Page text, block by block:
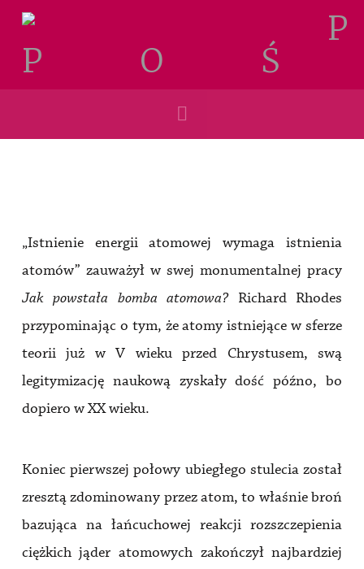
„Istnienie energii atomowej wymaga istnienia
atomów” zauważył w swej monumentalnej pracy
Jak powstała bomba atomowa? Richard Rhodes
przypominając o tym, że atomy istniejące w sferze
teorii już w V wieku przed Chrystusem, swą
legitymizację naukową zyskały dość późno, bo
dopiero w XX wieku.
Koniec pierwszej połowy ubiegłego stulecia został
zresztą zdominowany przez atom, to właśnie broń
bazująca na łańcuchowej reakcji rozszczepienia
ciężkich jąder atomowych zakończył najbardziej